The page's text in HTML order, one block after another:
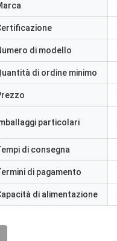
di modello
di ordine minimo
particolari
di consegna
di pagamento
di alimentazione